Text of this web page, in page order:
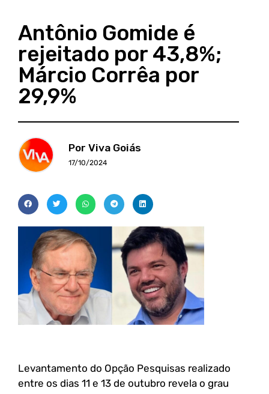
Antônio Gomide é
rejeitado por 43,8%;
Márcio Corrêa por
29,9%
Por Viva Goiás
17/10/2024
Levantamento do Opção Pesquisas realizado
entre os dias 11 e 13 de outubro revela o grau